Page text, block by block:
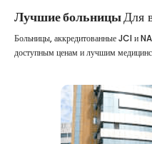
Лучшие больницыДля
Больницы, аккредитованные JCI и
доступным ценам и лучшим